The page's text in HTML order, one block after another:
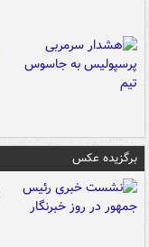
برگزیده عکس